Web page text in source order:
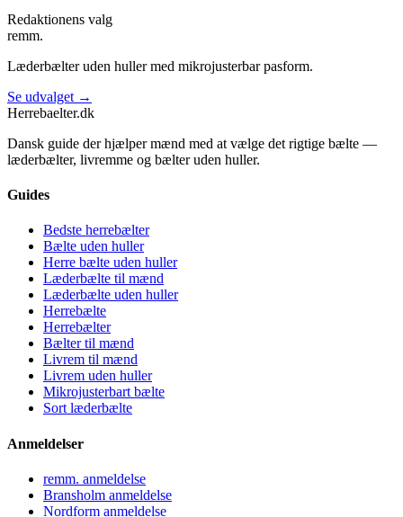
Redaktionens valg
remm.
Læderbælter uden huller med mikrojusterbar pasform.
Se udvalget →
Herrebaelter.dk
Dansk guide der hjælper mænd med at vælge det rigtige bælte —
læderbælter, livremme og bælter uden huller.
Guides
Bedste herrebælter
Bælte uden huller
Herre bælte uden huller
Læderbælte til mænd
Læderbælte uden huller
Herrebælte
Herrebælter
Bælter til mænd
Livrem til mænd
Livrem uden huller
Mikrojusterbart bælte
Sort læderbælte
Anmeldelser
remm. anmeldelse
Bransholm anmeldelse
Nordform anmeldelse